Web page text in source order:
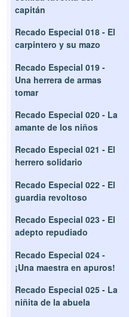
capitán
Recado Especial 018 - El
carpintero y su mazo
Recado Especial 019 -
Una herrera de armas
tomar
Recado Especial 020 - La
amante de los niños
Recado Especial 021 - El
herrero solidario
Recado Especial 022 - El
guardia revoltoso
Recado Especial 023 - El
adepto repudiado
Recado Especial 024 -
¡Una maestra en apuros!
Recado Especial 025 - La
niñita de la abuela